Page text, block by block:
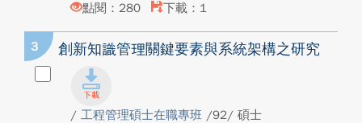
點閱：280
下載：1
3 創新知識管理關鍵要素與系統架構之研究
/ 工程管理碩士在職專班 /92/ 碩士